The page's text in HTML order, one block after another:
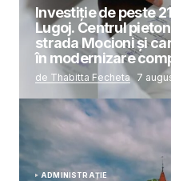
Investiție de peste
Lugoj. Centrul
strada Mocioni și
în modernizare
de Thabitta Fecheta 7
ADMINISTRAȚIE